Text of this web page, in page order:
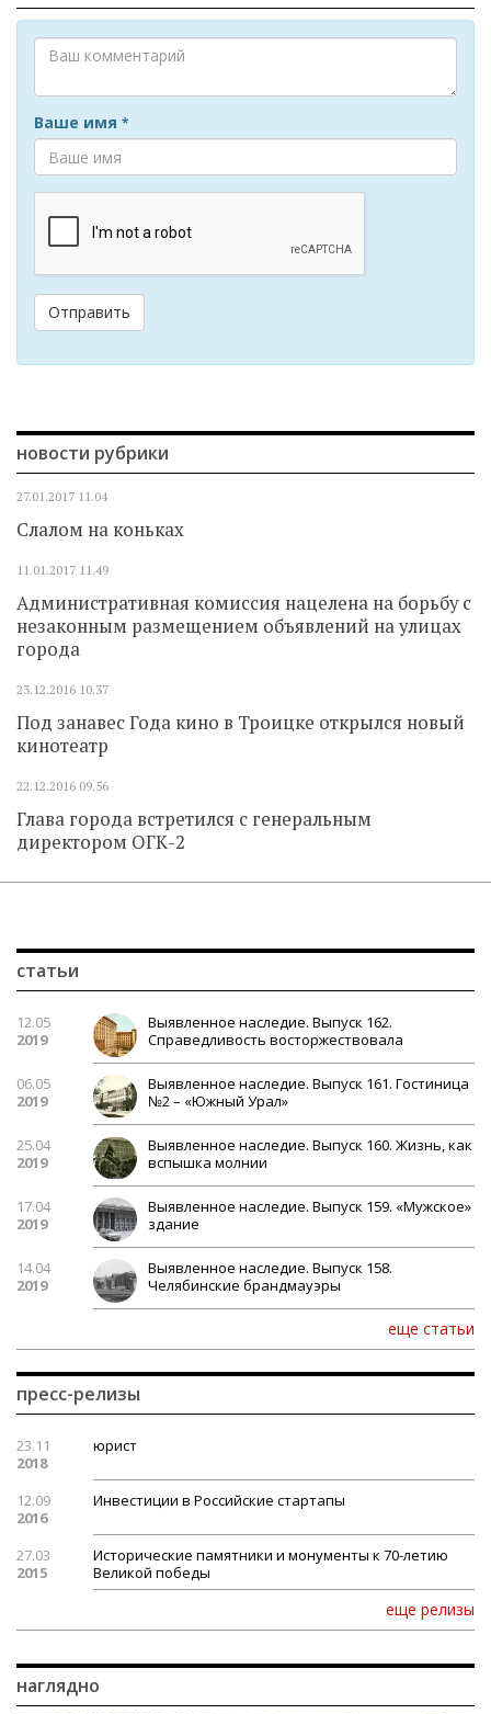
Ваше имя *
Отправить
новости рубрики
27.01.2017 11.04
Слалом на коньках
11.01.2017 11.49
Административная комиссия нацелена на борьбу с
незаконным размещением объявлений на улицах
города
23.12.2016 10.37
Под занавес Года кино в Троицке открылся новый
кинотеатр
22.12.2016 09.56
Глава города встретился с генеральным
директором ОГК-2
статьи
12.05
2019
Выявленное наследие. Выпуск 162.
Справедливость восторжествовала
06.05
2019
Выявленное наследие. Выпуск 161. Гостиница
№2 – «Южный Урал»
25.04
2019
Выявленное наследие. Выпуск 160. Жизнь, как
вспышка молнии
17.04
2019
Выявленное наследие. Выпуск 159. «Мужское»
здание
14.04
2019
Выявленное наследие. Выпуск 158.
Челябинские брандмауэры
еще статьи
пресс-релизы
23.11
2018
юрист
12.09
2016
Инвестиции в Российские стартапы
27.03
2015
Исторические памятники и монументы к 70-летию
Великой победы
еще релизы
наглядно